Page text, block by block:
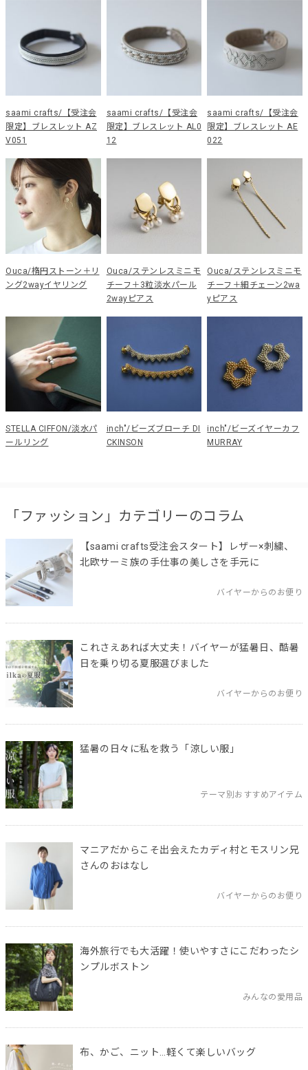
saami crafts/【受注会
限定】ブレスレット AZ
V051
saami crafts/【受注会
限定】ブレスレット AL0
12
saami crafts/【受注会
限定】ブレスレット AE
022
Ouca/楕円ストーン＋リ
ング2wayイヤリング
Ouca/ステンレスミニモ
チーフ＋3粒淡水パール
2wayピアス
Ouca/ステンレスミニモ
チーフ＋細チェーン2wa
yピアス
STELLA CIFFON/淡水パ
ールリング
inch"/ビーズブローチ DI
CKINSON
inch"/ビーズイヤーカフ
MURRAY
「ファッション」カテゴリーのコラム
【saami crafts受注会スタート】レザー×刺繍、
北欧サーミ族の手仕事の美しさを手元に
バイヤーからのお便り
これさえあれば大丈夫！バイヤーが猛暑日、酷暑
日を乗り切る夏服選びました
バイヤーからのお便り
猛暑の日々に私を救う「涼しい服」
テーマ別おすすめアイテム
マニアだからこそ出会えたカディ村とモスリン兄
さんのおはなし
バイヤーからのお便り
海外旅行でも大活躍！使いやすさにこだわったシ
ンプルボストン
みんなの愛用品
布、かご、ニット…軽くて楽しいバッグ